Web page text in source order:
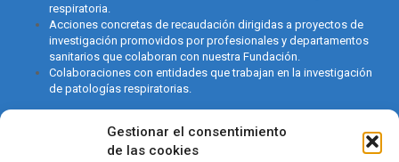
Gestionar el consentimiento
de las cookies
respiratoria.
Acciones concretas de recaudación dirigidas a proyectos de
investigación promovidos por profesionales y departamentos
sanitarios que colaboran con nuestra Fundación.
Colaboraciones con entidades que trabajan en la investigación
de patologías respiratorias.